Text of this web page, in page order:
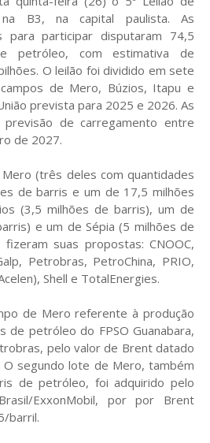
B3, na capital paulista. As
para participar disputaram 74,5
petróleo, com estimativa de
O leilão foi dividido em sete
de Mero, Búzios, Itapu e
prevista para 2025 e 2026. As
de carregamento entre
de 2027.
(três deles com quantidades
de barris e um de 17,5 milhões
(3,5 milhões de barris), um de
e um de Sépia (5 milhões de
suas propostas: CNOOC,
Petrobras, PetroChina, PRIO,
Shell e TotalEnergies.
de Mero referente à produção
de petróleo do FPSO Guanabara,
pelo valor de Brent datado
O segundo lote de Mero, também
de petróleo, foi adquirido pelo
ExxonMobil, por por Brent
barril.